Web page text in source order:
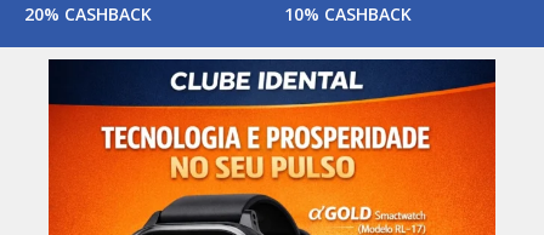
20% CASHBACK
10% CASHBACK